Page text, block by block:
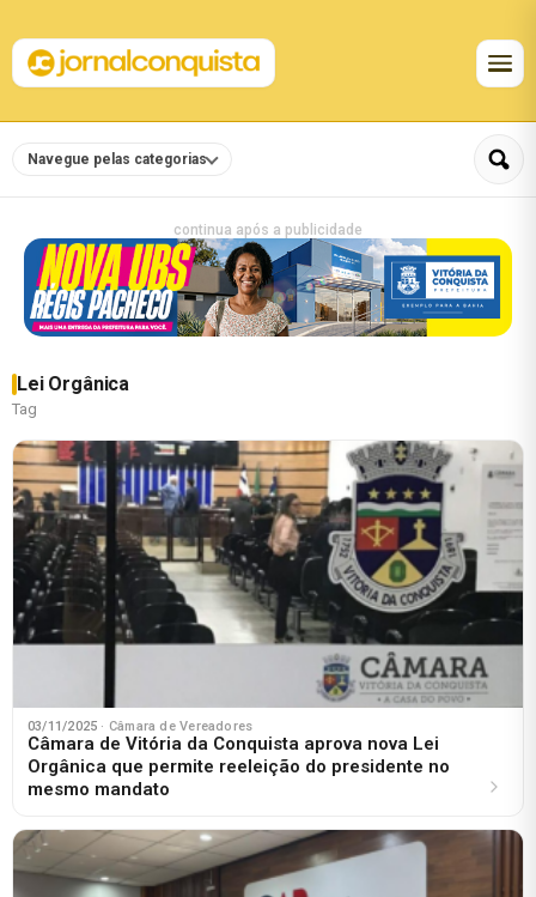
Navegue pelas categorias
continua após a publicidade
Lei Orgânica
Tag
03/11/2025 · Câmara de Vereadores
Câmara de Vitória da Conquista aprova nova Lei
Orgânica que permite reeleição do presidente no
mesmo mandato